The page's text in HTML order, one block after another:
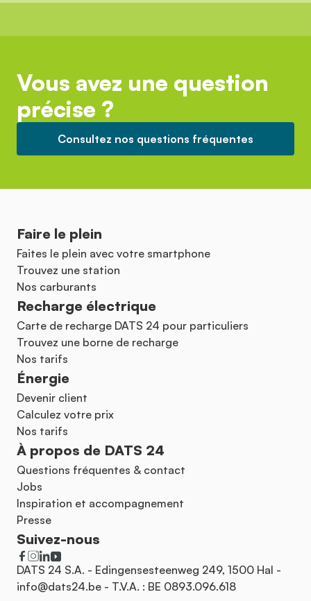
Vous avez une question
précise ?
Consultez nos questions fréquentes
Faire le plein
Faites le plein avec votre smartphone
Trouvez une station
Nos carburants
Recharge électrique
Carte de recharge DATS 24 pour particuliers
Trouvez une borne de recharge
Nos tarifs
Énergie
Devenir client
Calculez votre prix
Nos tarifs
À propos de DATS 24
Questions fréquentes & contact
Jobs
Inspiration et accompagnement
Presse
Suivez-nous
DATS 24 S.A. - Edingensesteenweg 249, 1500 Hal -
info@dats24.be - T.V.A. : BE 0893.096.618